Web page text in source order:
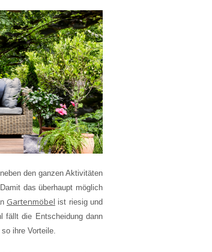
den ganzen Aktivitäten
das überhaupt möglich
Gartenmöbel ist riesig und
fällt die Entscheidung dann
ihre Vorteile.